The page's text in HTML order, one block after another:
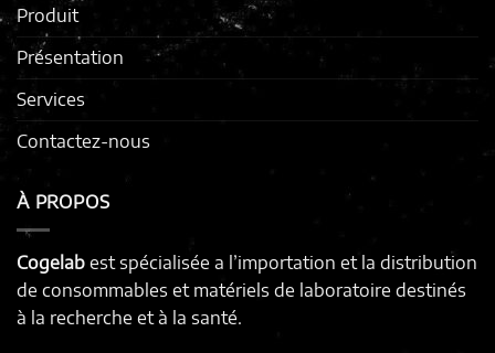
Produit
Présentation
Services
Contactez-nous
À PROPOS
Cogelab est spécialisée a l’importation et la distribution
de consommables et matériels de laboratoire destinés
à la recherche et à la santé.